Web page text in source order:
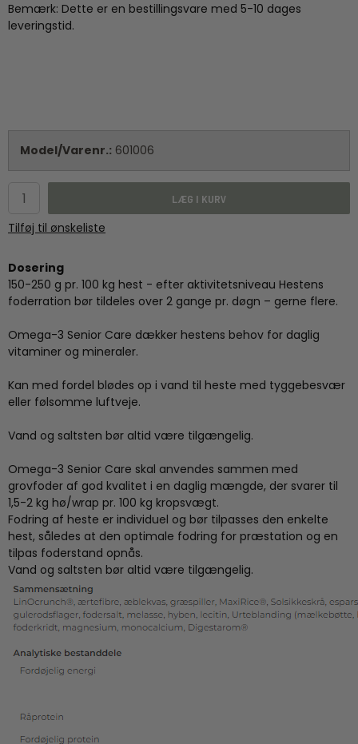
Bemærk: Dette er en bestillingsvare med 5-10 dages
leveringstid.
Model/Varenr.: 601006
LÆG I KURV
Tilføj til ønskeliste
Dosering
150-250 g pr. 100 kg hest - efter aktivitetsniveau Hestens
foderration bør tildeles over 2 gange pr. døgn – gerne flere.
Omega-3 Senior Care dækker hestens behov for daglig
vitaminer og mineraler.
Kan med fordel blødes op i vand til heste med tyggebesvær
eller følsomme luftveje.
Vand og saltsten bør altid være tilgængelig.
Omega-3 Senior Care skal anvendes sammen med
grovfoder af god kvalitet i en daglig mængde, der svarer til
1,5-2 kg hø/wrap pr. 100 kg kropsvægt.
Fodring af heste er individuel og bør tilpasses den enkelte
hest, således at den optimale fodring for præstation og en
tilpas foderstand opnås.
Vand og saltsten bør altid være tilgængelig.